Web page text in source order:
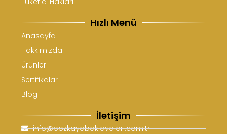
Hızlı Menü
Anasayfa
Hakkımızda
Ürünler
Sertifikalar
Blog
İletişim
info@bozkayabaklavalari.com.tr